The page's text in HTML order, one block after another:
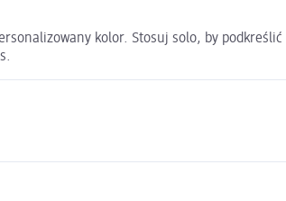
kolor. Stosuj solo, by